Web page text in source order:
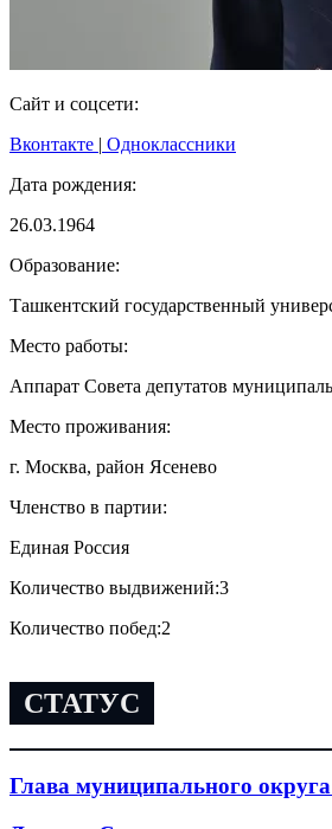
Сайт и соцсети:
Вконтакте | Одноклассники
Дата рождения:
26.03.1964
Образование:
Ташкентский государственный
Место работы:
Аппарат Совета депутатов
Место проживания:
г. Москва, район Ясенево
Членство в партии:
Единая Россия
Количество выдвижений:3
Количество побед:2
СТАТУС
Глава муниципального